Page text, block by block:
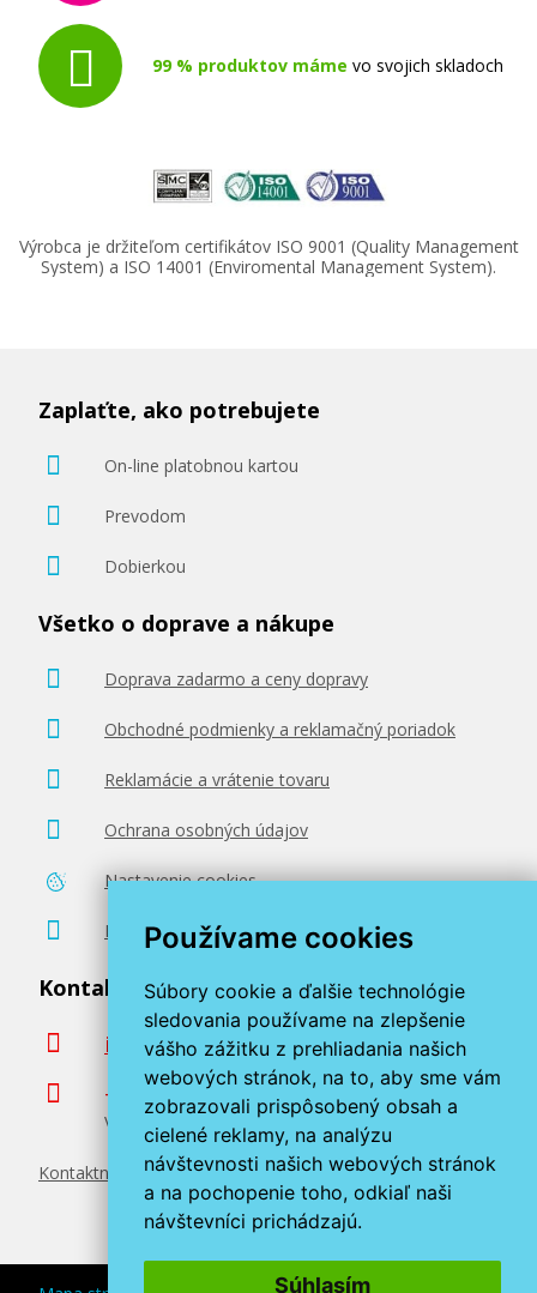
Používame cookies
Súbory cookie a ďalšie technológie
sledovania používame na zlepšenie
vášho zážitku z prehliadania našich
webových stránok, na to, aby sme vám
zobrazovali prispôsobený obsah a
cielené reklamy, na analýzu
návštevnosti našich webových stránok
a na pochopenie toho, odkiaľ naši
návštevníci prichádzajú.
Súhlasím
Originálny toner
49,90 €
Pridať do košíka
Originálny fotovalec Ricoh D1170121
Originální fotoválec
130,90 €
Pridať do košíka
99 % produktov máme vo svojich skladoch
Výrobca je držiteľom certifikátov ISO 9001 (Quality Management
System) a ISO 14001 (Enviromental Management System).
Zaplaťte, ako potrebujete
On-line platobnou kartou
Prevodom
Dobierkou
Všetko o doprave a nákupe
Doprava zadarmo a ceny dopravy
Obchodné podmienky a reklamačný poriadok
Reklamácie a vrátenie tovaru
Ochrana osobných údajov
Nastavenie cookies
Poradenstvo zadarmo
Kontaktujte nás
info@miroluk.sk
+420 377 222 313
Volajte v pracovné dni od 8. do 17. hod.
Kontaktné údaje